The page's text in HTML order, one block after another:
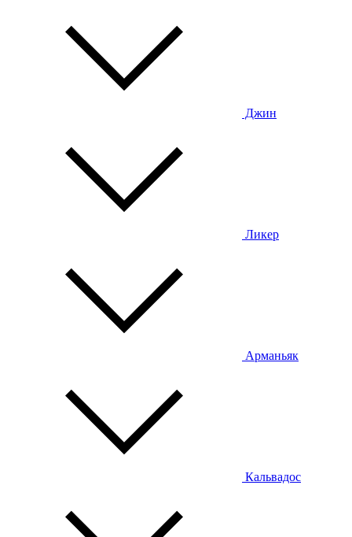
Джин
Ликер
Арманьяк
Кальвадос